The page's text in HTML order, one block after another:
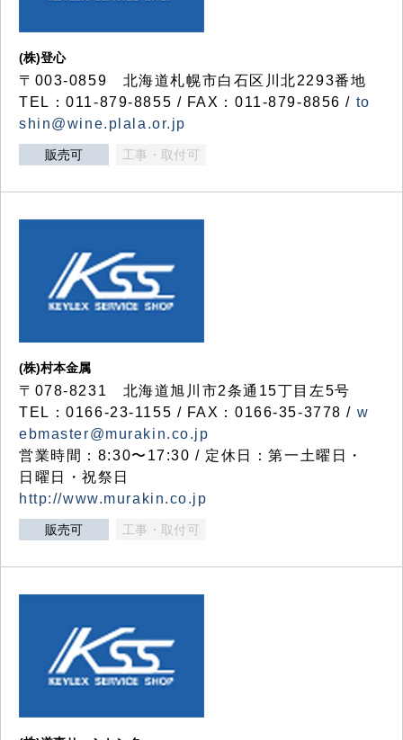
(株)登心
〒003-0859 北海道札幌市白石区川北2293番地
TEL：011-879-8855 / FAX：011-879-8856 / to
shin@wine.plala.or.jp
販売可 工事・取付可
(株)村本金属
〒078-8231 北海道旭川市2条通15丁目左5号
TEL：0166-23-1155 / FAX：0166-35-3778 / w
ebmaster@murakin.co.jp
営業時間：8:30〜17:30 / 定休日：第一土曜日・
日曜日・祝祭日
http://www.murakin.co.jp
販売可 工事・取付可